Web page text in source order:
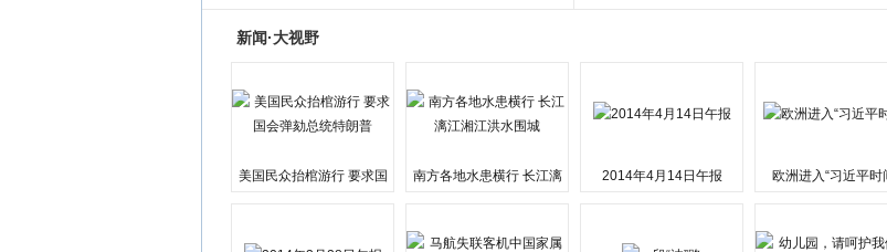
新闻·大视野
美国民众抬棺游行 要求国
南方各地水患横行 长江漓
2014年4月14日午报 欧洲进入“习近平时